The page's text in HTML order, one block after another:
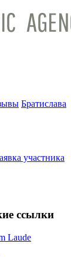
Братислава
участника
ссылки